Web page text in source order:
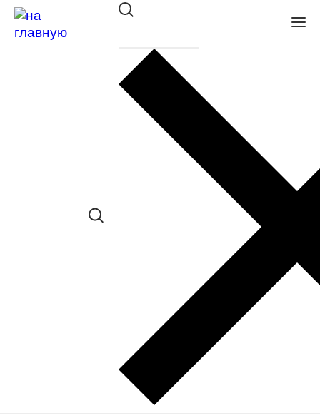
Оправа Merel ME1068 C1
в наличии (Больше 5 шт.) *наличие
товара в конкретном салоне
необходимо уточнять отдельно
Закажите понравившуюся модель
в ближайший салон “Оптик-Экспресс”.
*Доступно для Республики
Сравнить товар